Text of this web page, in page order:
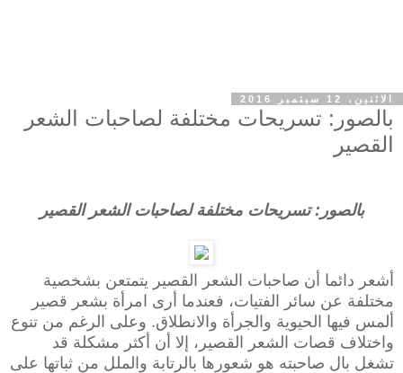
الاثنين، 12 سبتمبر 2016
بالصور: تسريحات مختلفة لصاحبات الشعر
القصير
بالصور: تسريحات مختلفة لصاحبات الشعر القصير
أشعر دائما أن صاحبات الشعر القصير يتمتعن بشخصية
مختلفة عن سائر الفتيات، فعندما أرى امرأة بشعر قصير
ألمس فيها الحيوية والجرأة والانطلاق. وعلى الرغم من تنوع
واختلاف قصات الشعر القصير، إلا أن أكثر مشكلة قد
تشغل بال صاحبته هو شعورها بالرتابة والملل من ثباتها على